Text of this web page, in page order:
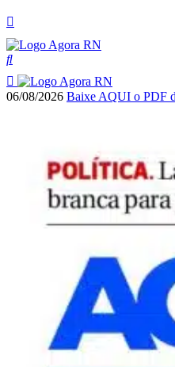
06/08/2026 Baixe AQUI o PDF